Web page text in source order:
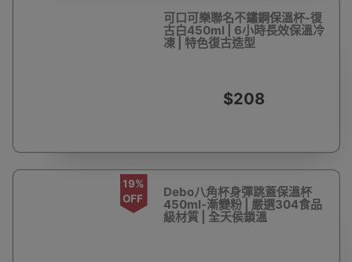
可口可樂聯名不鏽鋼保溫杯-復
古白450ml | 6小時長效保溫冷
凍 | 特色復古造型
$208
19%
OFF
Debo八角杯身彈跳蓋保溫杯
450ml-漸變粉 | 嚴選304食品
級材質 | 全天侯鎖溫